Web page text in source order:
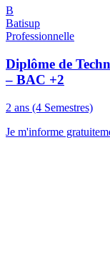
B
Batisup
Professionnelle
Diplôme de
– BAC +2
2 ans (4 Semestres)
Je m'informe